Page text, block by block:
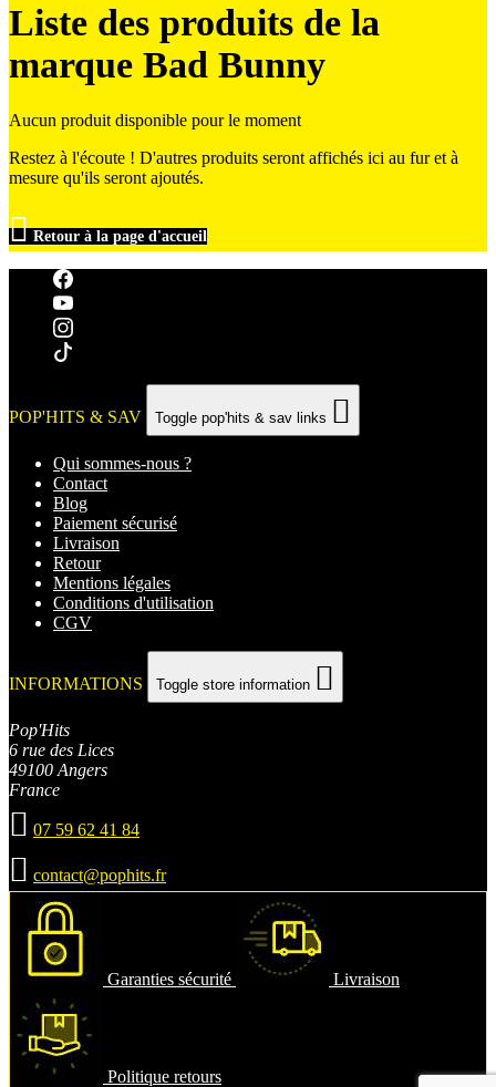
Liste des produits de la
marque Bad Bunny
Aucun produit disponible pour le moment
Restez à l'écoute ! D'autres produits seront affichés ici au fur et à
mesure qu'ils seront ajoutés.
 Retour à la page d'accueil
POP'HITS & SAV Toggle pop'hits & sav links 
Qui sommes-nous ?
Contact
Blog
Paiement sécurisé
Livraison
Retour
Mentions légales
Conditions d'utilisation
CGV
INFORMATIONS Toggle store information 
Pop'Hits
6 rue des Lices
49100 Angers
France
 07 59 62 41 84
 contact@pophits.fr
Garanties sécurité Livraison
Politique retours